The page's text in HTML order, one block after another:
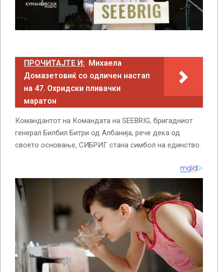
ПРОЧИТАЈТЕ И: Михаела
Домазетовиќ со одличен настап
на 47. Охридски пливачки
маратон
Командантот на Командата на SEEBRIG, бригадниот
генерал Билбил Битри од Албанија, рече дека од
своето основање, СИБРИГ стана симбол на единство.